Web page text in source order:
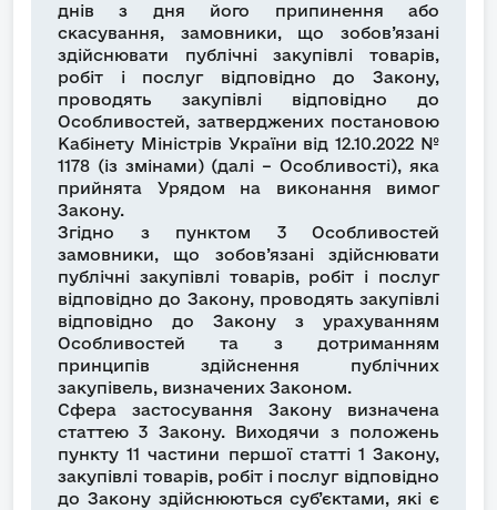
днів з дня його припинення або
скасування, замовники, що зобов’язані
здійснювати публічні закупівлі товарів,
робіт і послуг відповідно до Закону,
проводять закупівлі відповідно до
Особливостей, затверджених постановою
Кабінету Міністрів України від 12.10.2022 №
1178 (із змінами) (далі – Особливості), яка
прийнята Урядом на виконання вимог
Закону.
Згідно з пунктом 3 Особливостей
замовники, що зобов’язані здійснювати
публічні закупівлі товарів, робіт і послуг
відповідно до Закону, проводять закупівлі
відповідно до Закону з урахуванням
Особливостей та з дотриманням
принципів здійснення публічних
закупівель, визначених Законом.
Сфера застосування Закону визначена
статтею 3 Закону. Виходячи з положень
пункту 11 частини першої статті 1 Закону,
закупівлі товарів, робіт і послуг відповідно
до Закону здійснюються суб’єктами, які є